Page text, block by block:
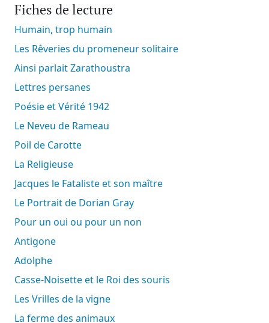
Fiches de lecture
Humain, trop humain
Les Rêveries du promeneur solitaire
Ainsi parlait Zarathoustra
Lettres persanes
Poésie et Vérité 1942
Le Neveu de Rameau
Poil de Carotte
La Religieuse
Jacques le Fataliste et son maître
Le Portrait de Dorian Gray
Pour un oui ou pour un non
Antigone
Adolphe
Casse-Noisette et le Roi des souris
Les Vrilles de la vigne
La ferme des animaux